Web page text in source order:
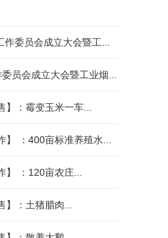
超净排放纳米碳制备技术成套装备发布会成功举办...
净排放纳米碳制备技术成套装备发布会成功举办...
】：霉变玉米一车...
：400亩标准养殖水面...
】 ：120亩农庄...
】：土猪腊肉...